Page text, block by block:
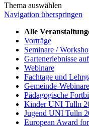
Thema auswählen
Navigation überspringen
Alle
Vorträge
Seminare /
Gartenerlebnisse
Webinare
Fachtage und
Gemeinde-Webinare
Pädagogische
Kinder UNI Tulln
Jugend UNI Tulln
European Award